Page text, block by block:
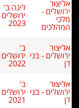
ליגה ב'
ירושלים
2023
אליצור
ירושלים
- בני
ב'
ירושלים אליצור
ירושלים
- בני
ב'
ירושלים אליצור
ירושלים